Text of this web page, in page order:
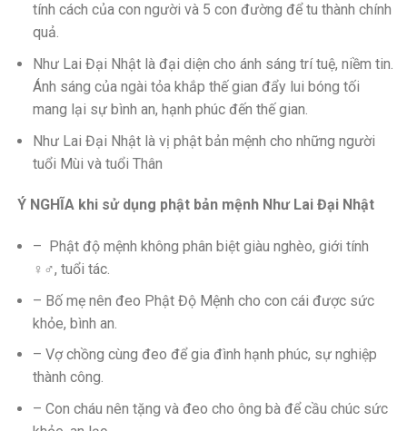
tính cách của con người và 5 con đường để tu thành chính
quả.
Như Lai Đại Nhật là đại diện cho ánh sáng trí tuệ, niềm tin.
Ánh sáng của ngài tỏa khắp thế gian đẩy lui bóng tối
mang lại sự bình an, hạnh phúc đến thế gian.
Như Lai Đại Nhật là vị phật bản mệnh cho những người
tuổi Mùi và tuổi Thân
Ý NGHĨA khi sử dụng phật bản mệnh Như Lai Đại Nhật
– Phật độ mệnh không phân biệt giàu nghèo, giới tính
♀♂, tuổi tác.
– Bố mẹ nên đeo Phật Độ Mệnh cho con cái được sức
khỏe, bình an.
– Vợ chồng cùng đeo để gia đình hạnh phúc, sự nghiệp
thành công.
– Con cháu nên tặng và đeo cho ông bà để cầu chúc sức